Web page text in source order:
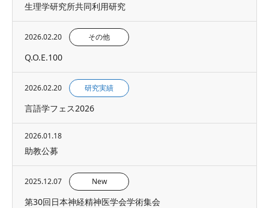
生理学研究所共同利用研究
2026.02.20 その他
Q.O.E.100
2026.02.20 研究実績
言語学フェス2026
2026.01.18
助教公募
2025.12.07 New
第30回日本神経精神医学会学術集会